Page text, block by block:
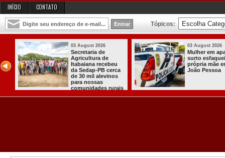
INÍCIO CONTATO
Tópicos:
03 August 2026
Secretaria de
Agricultura de
Itabaiana recebeu
da Sedap-PB cerca
de 30 mil alevinos
para nossas
comunidades rurais
03 August 2026
Mulher em
surto
própria mãe
João Pessoa